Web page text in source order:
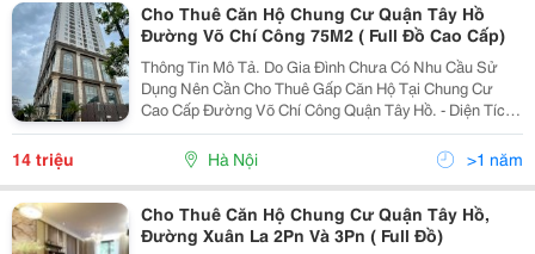
Cho Thuê Căn Hộ Chung Cư Quận Tây Hồ
Đường Võ Chí Công 75M2 ( Full Đồ Cao Cấp)
Thông Tin Mô Tả. Do Gia Đình Chưa Có Nhu Cầu Sử
Dụng Nên Cần Cho Thuê Gấp Căn Hộ Tại Chung Cư
Cao Cấp Đường Võ Chí Công Quận Tây Hồ. - Diện Tích
75M2 Sử Dụng (2Pn - 2Wc &Ndash; 2 Ban Công). -
Tầng Trung. - Giá Thuê: 14 Triệu/Tháng. - Full Nội
Thất....
14 triệu Hà Nội >1 năm
Cho Thuê Căn Hộ Chung Cư Quận Tây Hồ,
Đường Xuân La 2Pn Và 3Pn ( Full Đồ)